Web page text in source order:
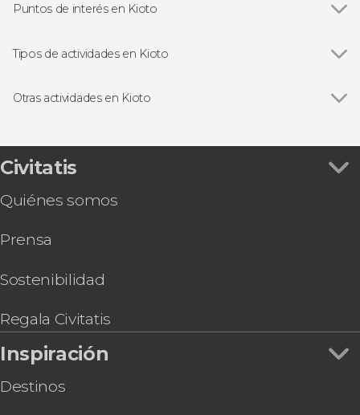
Puntos de interés en Kioto
Fushimi Inari-Taisha
Castillo Nijo
Tipos de actividades en Kioto
Free Tour
Otras actividades en Kioto
Arashiyama
Pabellón Dorado, templo Otagi Nenbutsu-ji y
Tour de los fantasmas de Kioto
Tour en bicicleta por Kioto
Autobús turístico de Kioto
Kansai y Kioto u Osaka
Tour gastronómico por el mercado de Nishiki
Tren panorámico de Sagano
Civitatis
Quiénes somos
Prensa
Sostenibilidad
Regala Civitatis
Inspiración
Destinos